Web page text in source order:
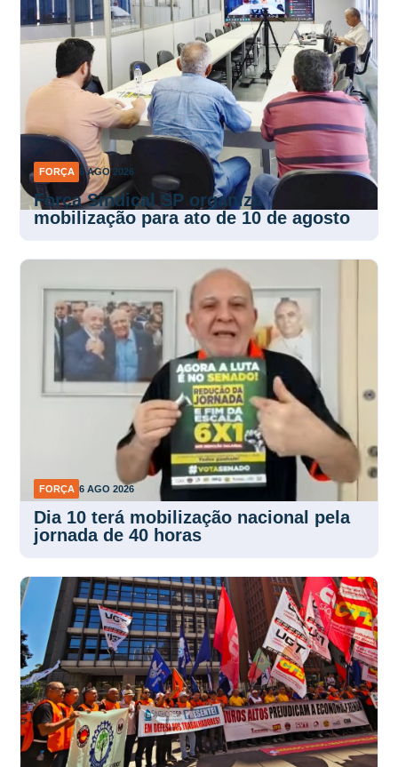
FORÇA 6 AGO 2026
Força Sindical SP organiza
mobilização para ato de 10 de agosto
FORÇA 6 AGO 2026
Dia 10 terá mobilização nacional pela
jornada de 40 horas